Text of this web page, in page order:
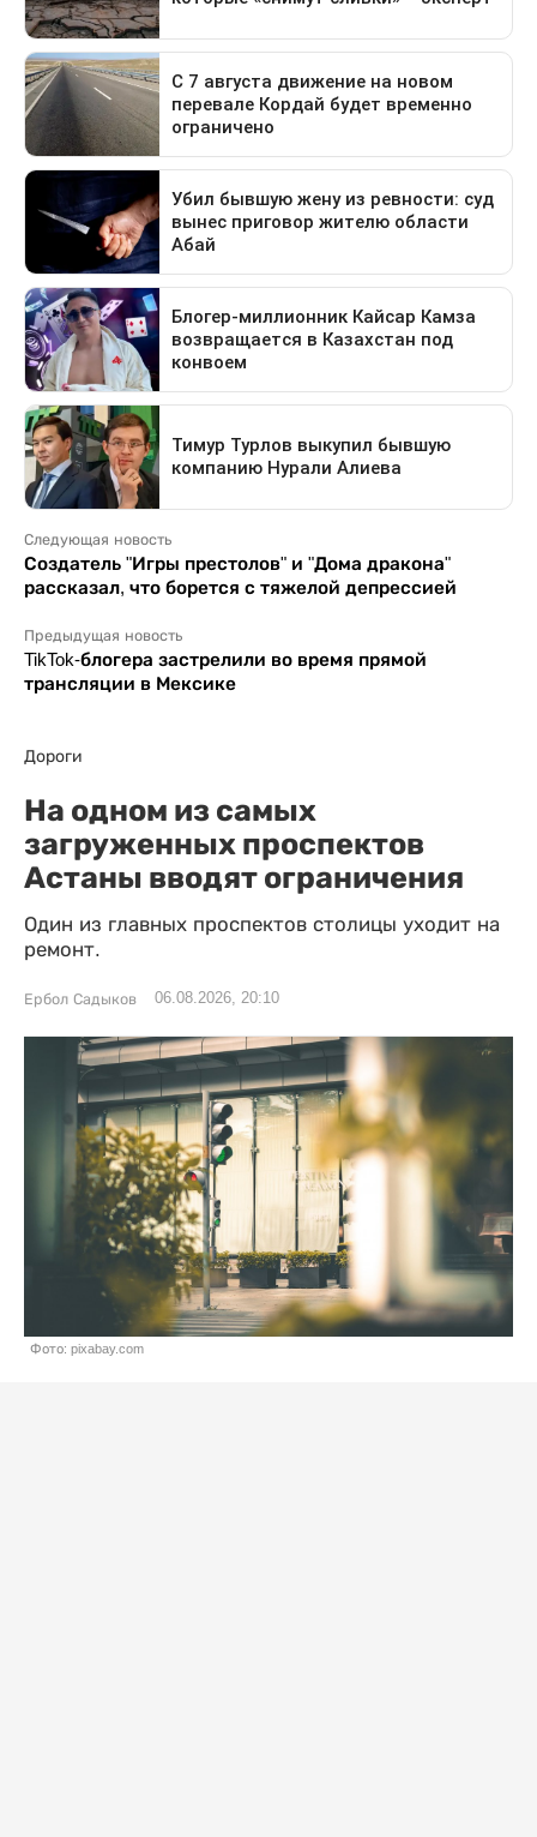
Следующая новость
Создатель "Игры престолов" и "Дома дракона"
рассказал, что борется с тяжелой депрессией
Предыдущая новость
TikTok-блогера застрелили во время прямой
трансляции в Мексике
Дороги
На одном из самых
загруженных проспектов
Астаны вводят ограничения
Один из главных проспектов столицы уходит на
ремонт.
Ербол Садыков 06.08.2026, 20:10
Фото: pixabay.com